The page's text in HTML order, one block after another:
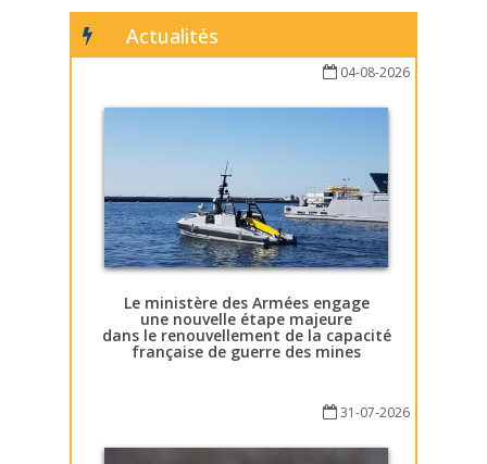
Actualités
04-08-2026
Le ministère des Armées engage
une nouvelle étape majeure
dans le renouvellement de la capacité
française de guerre des mines
31-07-2026